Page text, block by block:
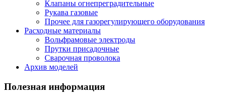
Клапаны огнепреградительные
Рукава газовые
Прочее для газорегулирующего оборудования
Расходные материалы
Вольфрамовые электроды
Прутки присадочные
Сварочная проволока
Архив моделей
Полезная информация